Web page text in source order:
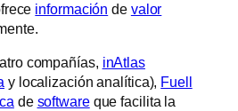
información de valor
compañías, inAtlas
y localización analítica), Fuell
de softwareque facilita la